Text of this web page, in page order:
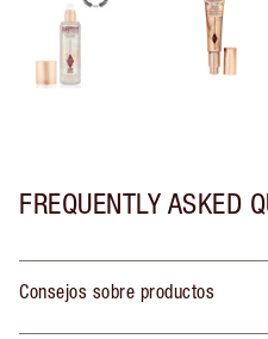
FREQUENTLY ASKED
Consejos sobre productos